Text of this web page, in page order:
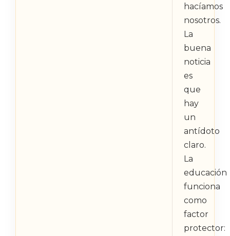
hacíamos
nosotros.
La
buena
noticia
es
que
hay
un
antídoto
claro.
La
educación
funciona
como
factor
protector: